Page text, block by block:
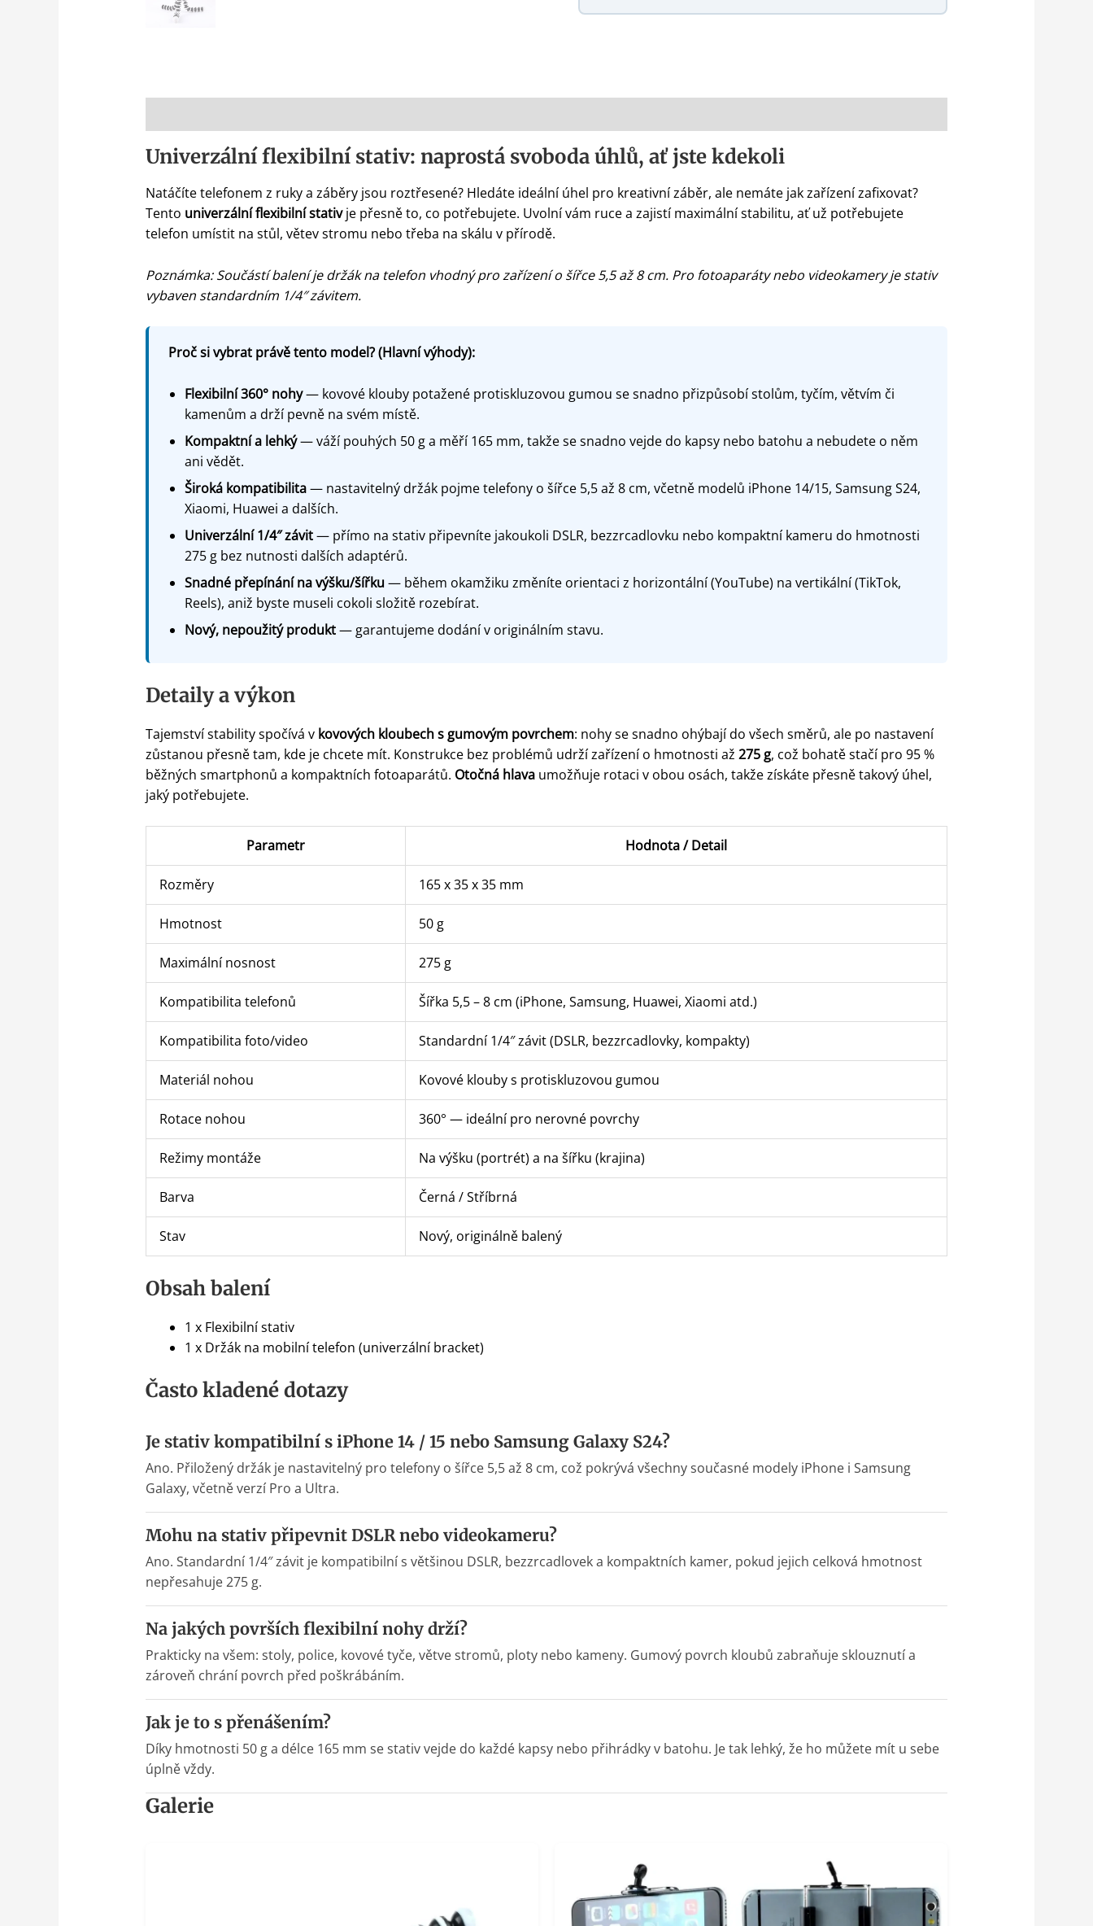
Univerzální flexibilní stativ: naprostá svoboda úhlů, ať jste kdekoli
Natáčíte telefonem z ruky a záběry jsou roztřesené? Hledáte ideální úhel pro kreativní záběr, ale nemáte jak zařízení zafixovat?
Tento univerzální flexibilní stativje přesně to, co potřebujete. Uvolní vám ruce a zajistí maximální stabilitu, ať už potřebujete
telefon umístit na stůl, větev stromu nebo třeba na skálu v přírodě.
Poznámka: Součástí balení je držák na telefon vhodný pro zařízení o šířce 5,5 až 8 cm. Pro fotoaparáty nebo videokamery je stativ
vybaven standardním 1/4″ závitem.
Proč si vybrat právě tento model? (Hlavní výhody):
Flexibilní 360° nohy— kovové klouby potažené protiskluzovou gumou se snadno přizpůsobí stolům, tyčím, větvím či
kamenům a drží pevně na svém místě.
Kompaktní a lehký— váží pouhých 50 g a měří 165 mm, takže se snadno vejde do kapsy nebo batohu a nebudete o něm
ani vědět.
Široká kompatibilita— nastavitelný držák pojme telefony o šířce 5,5 až 8 cm, včetně modelů iPhone 14/15, Samsung S24,
Xiaomi, Huawei a dalších.
Univerzální 1/4″ závit— přímo na stativ připevníte jakoukoli DSLR, bezzrcadlovku nebo kompaktní kameru do hmotnosti
275 g bez nutnosti dalších adaptérů.
Snadné přepínání na výšku/šířku— během okamžiku změníte orientaci z horizontální (YouTube) na vertikální (TikTok,
Reels), aniž byste museli cokoli složitě rozebírat.
Nový, nepoužitý produkt— garantujeme dodání v originálním stavu.
Detaily a výkon
Tajemství stability spočívá v kovových kloubech s gumovým povrchem: nohy se snadno ohýbají do všech směrů, ale po nastavení
zůstanou přesně tam, kde je chcete mít. Konstrukce bez problémů udrží zařízení o hmotnosti až 275 g, což bohatě stačí pro 95 %
běžných smartphonů a kompaktních fotoaparátů. Otočná hlavaumožňuje rotaci v obou osách, takže získáte přesně takový úhel,
jaký potřebujete.
Parametr Hodnota / Detail
Rozměry 165 x 35 x 35 mm
Hmotnost 50 g
Maximální nosnost 275 g
Kompatibilita telefonů Šířka 5,5 – 8 cm (iPhone, Samsung, Huawei, Xiaomi atd.)
Kompatibilita foto/video Standardní 1/4″ závit (DSLR, bezzrcadlovky, kompakty)
Materiál nohou Kovové klouby s protiskluzovou gumou
Rotace nohou 360° — ideální pro nerovné povrchy
Režimy montáže Na výšku (portrét) a na šířku (krajina)
Barva Černá / Stříbrná
Stav Nový, originálně balený
Obsah balení
1 x Flexibilní stativ
1 x Držák na mobilní telefon (univerzální bracket)
Často kladené dotazy
Je stativ kompatibilní s iPhone 14 / 15 nebo Samsung Galaxy S24?
Ano. Přiložený držák je nastavitelný pro telefony o šířce 5,5 až 8 cm, což pokrývá všechny současné modely iPhone i Samsung
Galaxy, včetně verzí Pro a Ultra.
Mohu na stativ připevnit DSLR nebo videokameru?
Ano. Standardní 1/4″ závit je kompatibilní s většinou DSLR, bezzrcadlovek a kompaktních kamer, pokud jejich celková hmotnost
nepřesahuje 275 g.
Na jakých površích flexibilní nohy drží?
Prakticky na všem: stoly, police, kovové tyče, větve stromů, ploty nebo kameny. Gumový povrch kloubů zabraňuje sklouznutí a
zároveň chrání povrch před poškrábáním.
Jak je to s přenášením?
Díky hmotnosti 50 g a délce 165 mm se stativ vejde do každé kapsy nebo přihrádky v batohu. Je tak lehký, že ho můžete mít u sebe
úplně vždy.
Galerie